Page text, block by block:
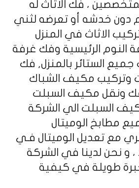
، فك الاثاث له
دون خدشه أو تعرضه لثني
الاثاث في المنزل
النوم الرئيسية وفك غرفة
الستائر بالمنزل, فك
وتركيب مكيف الشباك
ونقل مكيف السبلت
السبلت الي الشركة
مطابخ الوميتال
مع تعديل الوميتال فـي
، و نحن لدينا في الشركة
طويلة في كيفية